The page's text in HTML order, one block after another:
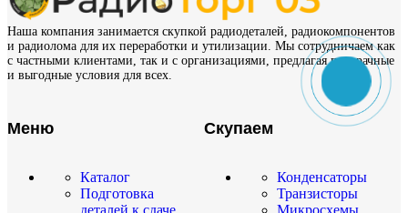
Наша компания занимается скупкой радиодеталей, радиокомпонентов
и радиолома для их переработки и утилизации. Мы сотрудничаем как
с частными клиентами, так и с организациями, предлагая прозрачные
и выгодные условия для всех.
Меню
Каталог
Подготовка
Скупаем
Конденсаторы
Транзисторы